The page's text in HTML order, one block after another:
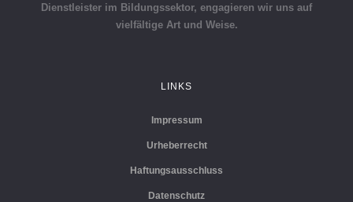
Dienstleister im Bildungssektor, engagieren wir uns auf
vielfältige Art und Weise.
LINKS
Impressum
Urheberrecht
Haftungsausschluss
Datenschutz